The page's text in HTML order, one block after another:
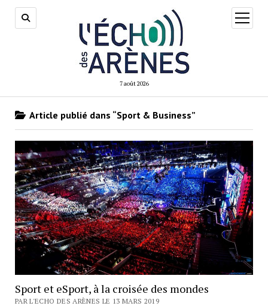
7 août 2026
ouvrir
menu
Article publié dans “Sport & Business”
Sport et eSport, à la croisée des mondes
PAR L'ECHO DES ARÈNES LE 13 MARS 2019